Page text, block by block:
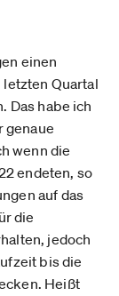
einen
Quartal
Das habe ich
genaue
wenn die
endeten, so
auf das
die
jedoch
bis die
Heißt